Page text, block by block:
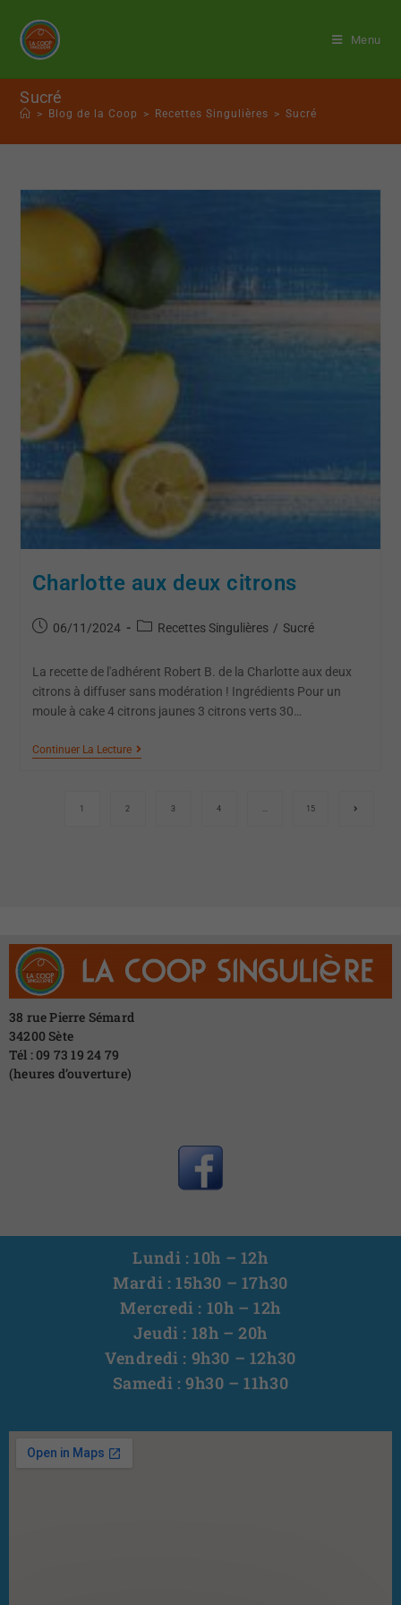
Menu
Sucré
> Blog de la Coop > Recettes Singulières > Sucré
Charlotte aux deux citrons
06/11/2024 Recettes Singulières / Sucré
La recette de l'adhérent Robert B. de la Charlotte aux deux
citrons à diffuser sans modération ! Ingrédients Pour un
moule à cake 4 citrons jaunes 3 citrons verts 30…
Continuer La Lecture
1 2 3 4 … 15
38 rue Pierre Sémard
34200 Sète
Tél : 09 73 19 24 79
(heures d’ouverture)
Lundi : 10h – 12h
Mardi : 15h30 – 17h30
Mercredi : 10h – 12h
Jeudi : 18h – 20h
Vendredi : 9h30 – 12h30
Samedi : 9h30 – 11h30